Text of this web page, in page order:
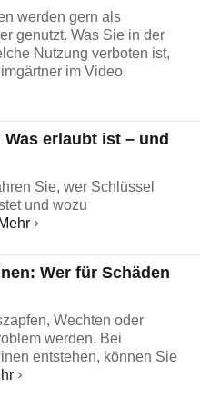
werden gern als
genutzt. Was Sie in der
Nutzung verboten ist,
im Video.
erlaubt ist – und
Sie, wer Schlüssel
und wozu
Mehr
Wer für Schäden
Wechten oder
werden. Bei
entstehen, können Sie